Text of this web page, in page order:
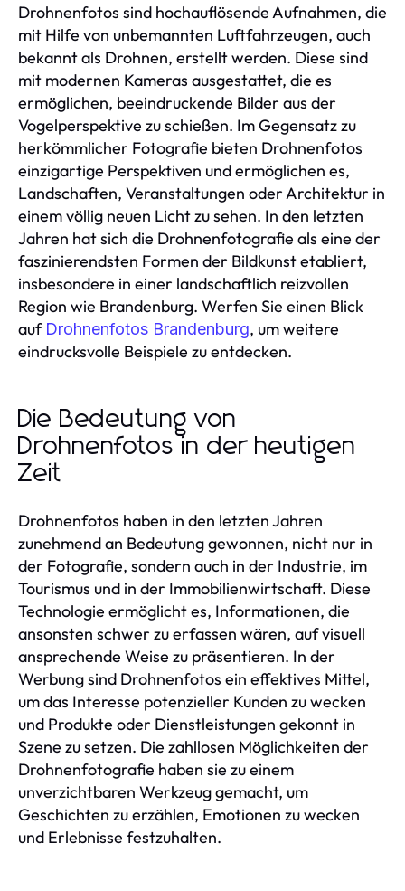
Drohnenfotos sind hochauflösende Aufnahmen, die
mit Hilfe von unbemannten Luftfahrzeugen, auch
bekannt als Drohnen, erstellt werden. Diese sind
mit modernen Kameras ausgestattet, die es
ermöglichen, beeindruckende Bilder aus der
Vogelperspektive zu schießen. Im Gegensatz zu
herkömmlicher Fotografie bieten Drohnenfotos
einzigartige Perspektiven und ermöglichen es,
Landschaften, Veranstaltungen oder Architektur in
einem völlig neuen Licht zu sehen. In den letzten
Jahren hat sich die Drohnenfotografie als eine der
faszinierendsten Formen der Bildkunst etabliert,
insbesondere in einer landschaftlich reizvollen
Region wie Brandenburg. Werfen Sie einen Blick
auf Drohnenfotos Brandenburg, um weitere
eindrucksvolle Beispiele zu entdecken.
Die Bedeutung von
Drohnenfotos in der heutigen
Zeit
Drohnenfotos haben in den letzten Jahren
zunehmend an Bedeutung gewonnen, nicht nur in
der Fotografie, sondern auch in der Industrie, im
Tourismus und in der Immobilienwirtschaft. Diese
Technologie ermöglicht es, Informationen, die
ansonsten schwer zu erfassen wären, auf visuell
ansprechende Weise zu präsentieren. In der
Werbung sind Drohnenfotos ein effektives Mittel,
um das Interesse potenzieller Kunden zu wecken
und Produkte oder Dienstleistungen gekonnt in
Szene zu setzen. Die zahllosen Möglichkeiten der
Drohnenfotografie haben sie zu einem
unverzichtbaren Werkzeug gemacht, um
Geschichten zu erzählen, Emotionen zu wecken
und Erlebnisse festzuhalten.